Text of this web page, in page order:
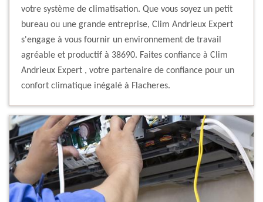
votre système de climatisation. Que vous soyez un petit
bureau ou une grande entreprise, Clim Andrieux Expert
s'engage à vous fournir un environnement de travail
agréable et productif à 38690. Faites confiance à Clim
Andrieux Expert , votre partenaire de confiance pour un
confort climatique inégalé à Flacheres.